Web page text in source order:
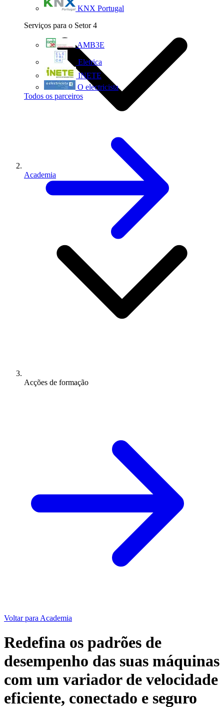
KNX Portugal
Serviços para o Setor 4
AMB3E
Eletrica
INETE
O electricista
Todos os parceiros
Academia
Acções de formação
Voltar para Academia
Redefina os padrões de
desempenho das suas máquinas
com um variador de velocidade
eficiente, conectado e seguro